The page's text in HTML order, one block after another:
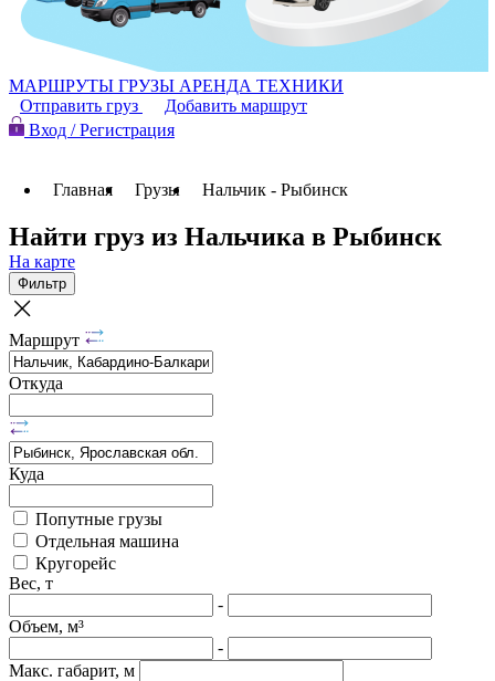
МАРШРУТЫ ГРУЗЫ АРЕНДА ТЕХНИКИ
Отправить груз
Добавить маршрут
Вход / Регистрация
Главная Грузы Нальчик - Рыбинск
Найти груз из Нальчика в Рыбинск
На карте
Фильтр
Маршрут
Откуда
Куда
Попутные грузы
Отдельная машина
Кругорейс
Вес, т
-
Объем, м³
-
Макс. габарит, м